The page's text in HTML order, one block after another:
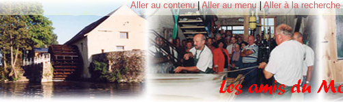
Aller au contenu|Aller au menu|Aller à la recherche